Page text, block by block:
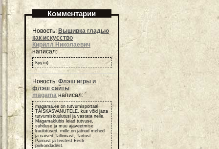
Комментарии
Новость: Вышивка гладью
как искусство
Кирилл Николаевич
написал:
Круто)
Новость: Флэш игры и
флэш сайты
magamaнаписал:
magama.ee on tutvumisportaal
TÄISKASVANUTELE, kus võid jätta
tutvumiskuulutusi ja vastata neile.
Magamaklubis leiad tutvuse,
suhtluse ja muu ajaveetmise
kuulutused, mille on jätnud mehed
ja naised Tallinnast, Tartust ,
Pärnust ja teistest Eesti
piirkondadest.